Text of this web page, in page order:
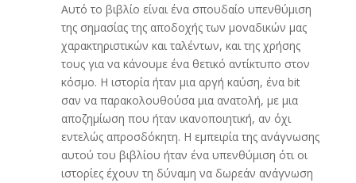
Αυτό το βιβλίο είναι ένα σπουδαίο υπενθύμιση
της σημασίας της αποδοχής των μοναδικών μας
χαρακτηριστικών και ταλέντων, και της χρήσης
τους για να κάνουμε ένα θετικό αντίκτυπο στον
κόσμο. Η ιστορία ήταν μια αργή καύση, ένα bit
σαν να παρακολουθούσα μια ανατολή, με μια
αποζημίωση που ήταν ικανοποιητική, αν όχι
εντελώς απροσδόκητη. Η εμπειρία της ανάγνωσης
αυτού του βιβλίου ήταν ένα υπενθύμιση ότι οι
ιστορίες έχουν τη δύναμη να δωρεάν ανάγνωση